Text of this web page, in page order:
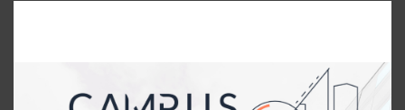
productive, et apporter des informations claires et précises à nos
collaborateurs. Il faut toujours garder en tête la finalité pour le